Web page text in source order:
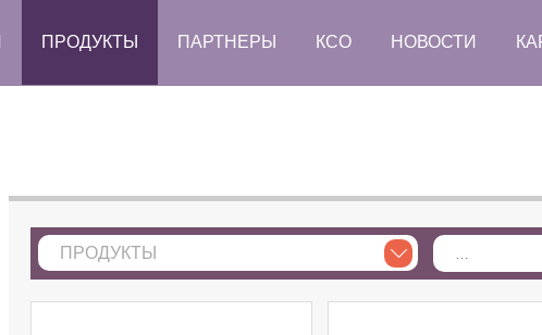
ПРОДУКТЫ ПАРТНЕРЫ КСО НОВОСТИ
ПРОДУКТЫ